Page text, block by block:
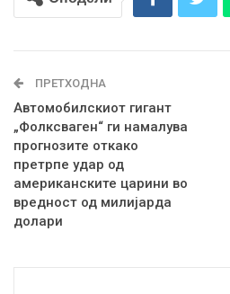
ПРЕТХОДНА
Автомобилскиот гигант
„Фолксваген“ ги намалува
прогнозите откако
претрпе удар од
американските царини во
вредност од милијарда
долари